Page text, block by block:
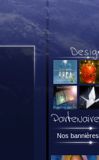
Nos bannières